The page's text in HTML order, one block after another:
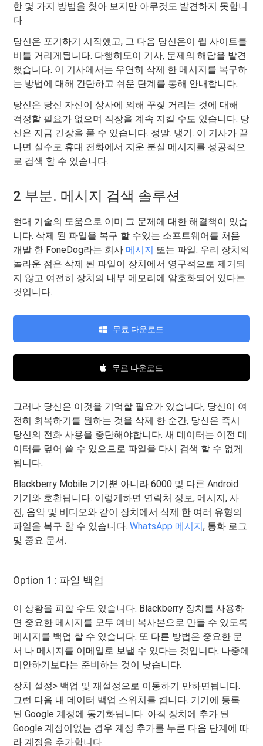
한 몇 가지 방법을 찾아 보지만 아무것도 발견하지 못합니
다.
당신은 포기하기 시작했고, 그 다음 당신은이 웹 사이트를
비틀 거리게됩니다. 다행히도이 기사, 문제의 해답을 발견
했습니다. 이 기사에서는 우연히 삭제 한 메시지를 복구하
는 방법에 대해 간단하고 쉬운 단계를 통해 안내합니다.
당신은 당신 자신이 상사에 의해 꾸짖 거리는 것에 대해
걱정할 필요가 없으며 직장을 계속 지킬 수도 있습니다. 당
신은 지금 긴장을 풀 수 있습니다. 정말. 냉기. 이 기사가 끝
나면 실수로 휴대 전화에서 지운 분실 메시지를 성공적으
로 검색 할 수 있습니다.
2 부분. 메시지 검색 솔루션
현대 기술의 도움으로 이미 그 문제에 대한 해결책이 있습
니다. 삭제 된 파일을 복구 할 수있는 소프트웨어를 처음
개발 한 FoneDog라는 회사 메시지 또는 파일. 우리 장치의
놀라운 점은 삭제 된 파일이 장치에서 영구적으로 제거되
지 않고 여전히 장치의 내부 메모리에 암호화되어 있다는
것입니다.
무료 다운로드
무료 다운로드
그러나 당신은 이것을 기억할 필요가 있습니다, 당신이 여
전히 회복하기를 원하는 것을 삭제 한 순간, 당신은 즉시
당신의 전화 사용을 중단해야합니다. 새 데이터는 이전 데
이터를 덮어 쓸 수 있으므로 파일을 다시 검색 할 수 없게
됩니다.
Blackberry Mobile 기기뿐 아니라 6000 및 다른 Android
기기와 호환됩니다. 이렇게하면 연락처 정보, 메시지, 사
진, 음악 및 비디오와 같이 장치에서 삭제 한 여러 유형의
파일을 복구 할 수 있습니다.WhatsApp 메시지, 통화 로그
및 중요 문서.
Option 1 : 파일 백업
이 상황을 피할 수도 있습니다. Blackberry 장치를 사용하
면 중요한 메시지를 모두 예비 복사본으로 만들 수 있도록
메시지를 백업 할 수 있습니다. 또 다른 방법은 중요한 문
서 나 메시지를 이메일로 보낼 수 있다는 것입니다. 나중에
미안하기보다는 준비하는 것이 낫습니다.
장치 설정> 백업 및 재설정으로 이동하기 만하면됩니다.
그런 다음 내 데이터 백업 스위치를 켭니다. 기기에 등록
된 Google 계정에 동기화됩니다. 아직 장치에 추가 된
Google 계정이없는 경우 계정 추가를 누른 다음 단계에 따
라 계정을 추가합니다.